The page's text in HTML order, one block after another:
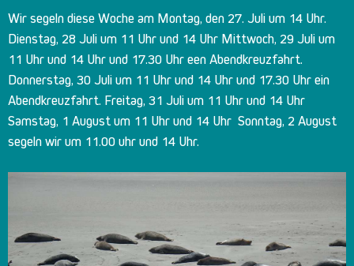
Wir segeln diese Woche am Montag, den 27. Juli um 14 Uhr.
Dienstag, 28 Juli um 11 Uhr und 14 Uhr Mittwoch, 29 Juli um
11 Uhr und 14 Uhr und 17.30 Uhr een Abendkreuzfahrt.
Donnerstag, 30 Juli um 11 Uhr und 14 Uhr und 17.30 Uhr ein
Abendkreuzfahrt. Freitag, 31 Juli um 11 Uhr und 14 Uhr
Samstag, 1 August um 11 Uhr und 14 Uhr Sonntag, 2 August
segeln wir um 11.00 uhr und 14 Uhr.